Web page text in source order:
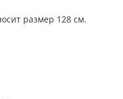
размер 128 см.